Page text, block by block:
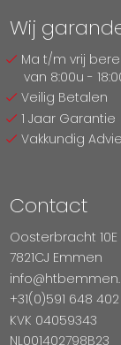
Wij
Ma t/m vrij
van 8:00u -
Veilig Betalen
1 Jaar Garantie
Vakkundig
Contact
Oosterbracht 10E
7821CJ Emmen
+31(0)591 648 402
KVK 04059343
NL001402798B23